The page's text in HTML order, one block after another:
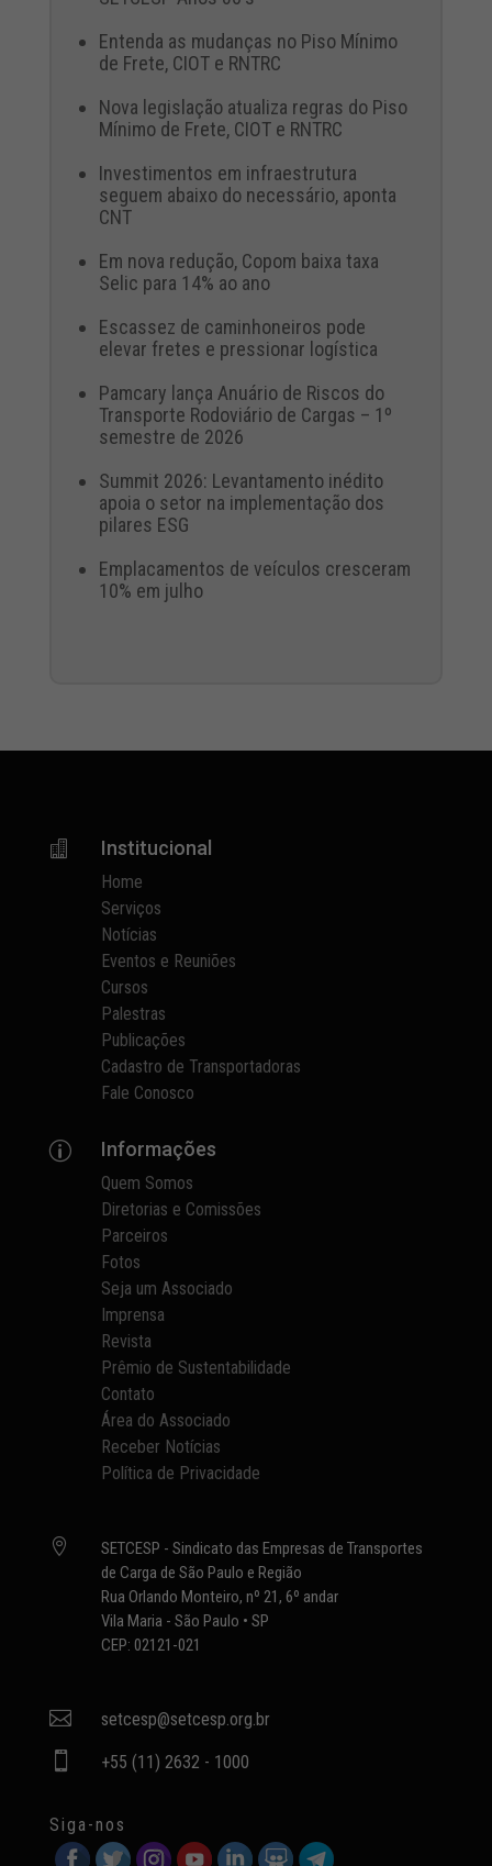
Entenda as mudanças no Piso Mínimo
de Frete, CIOT e RNTRC
Nova legislação atualiza regras do Piso
Mínimo de Frete, CIOT e RNTRC
Investimentos em infraestrutura
seguem abaixo do necessário, aponta
CNT
Em nova redução, Copom baixa taxa
Selic para 14% ao ano
Escassez de caminhoneiros pode
elevar fretes e pressionar logística
Pamcary lança Anuário de Riscos do
Transporte Rodoviário de Cargas – 1º
semestre de 2026
Summit 2026: Levantamento inédito
apoia o setor na implementação dos
pilares ESG
Emplacamentos de veículos cresceram
10% em julho
 Institucional
Home
Serviços
Notícias
Eventos e Reuniões
Cursos
Palestras
Publicações
Cadastro de Transportadoras
Fale Conosco
p Informações
Quem Somos
Diretorias e Comissões
Parceiros
Fotos
Seja um Associado
Imprensa
Revista
Prêmio de Sustentabilidade
Contato
Área do Associado
Receber Notícias
Política de Privacidade

SETCESP - Sindicato das Empresas de Transportes
de Carga de São Paulo e Região
Rua Orlando Monteiro, nº 21, 6º andar
Vila Maria - São Paulo • SP
CEP: 02121-021
 setcesp@setcesp.org.br
 +55 (11) 2632 - 1000
Siga-nos